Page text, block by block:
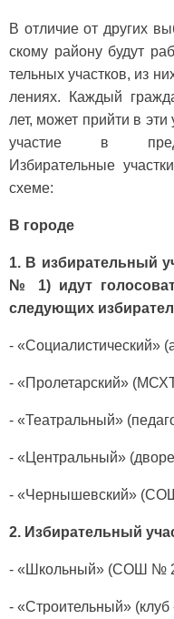
В отличие от других
скому району будут
тельных участков, из
лениях. Каждый
лет, может прийти в
уча­стие в
Избирательные
схеме:
В городе
1. В избирательный
№ 1) идут
следующих
- «Социалистический»
- «Пролетарский»
- «Театральный»
- «Центральный»
- «Чернышевский»
2. Избирательный
- «Школьный» (СОШ №
- «Строительный»